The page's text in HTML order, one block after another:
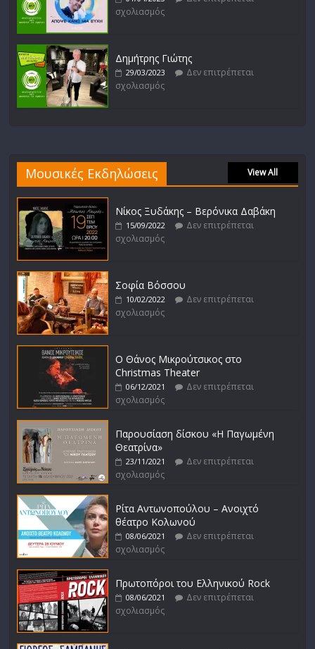
σχολιασμός
Δημήτρης Γιώτης
29/03/2023
Δεν επιτρέπεται
σχολιασμός
Μουσικές Εκδηλώσεις View All
Νίκος Ξυδάκης – Βερόνικα Δαβάκη
15/09/2022
Δεν επιτρέπεται
σχολιασμός
Σοφία Βόσσου
10/02/2022
Δεν επιτρέπεται
σχολιασμός
Ο Θάνος Μικρούτσικος στο
Christmas Theater
06/12/2021
Δεν επιτρέπεται
σχολιασμός
Παρουσίαση δίσκου «Η Παγωμένη
Θεατρίνα»
23/11/2021
Δεν επιτρέπεται
σχολιασμός
Ρίτα Αντωνοπούλου – Ανοιχτό
θέατρο Κολωνού
08/06/2021
Δεν επιτρέπεται
σχολιασμός
Πρωτοπόροι του Ελληνικού Rock
08/06/2021
Δεν επιτρέπεται
σχολιασμός